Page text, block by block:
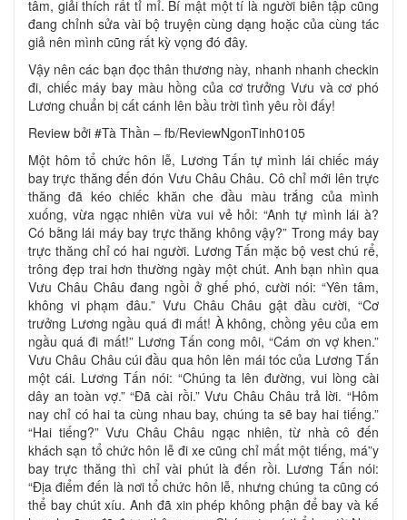
tâm, giải thích rất tỉ mỉ. Bí mật một tí là người biên tập cũng
đang chỉnh sửa vài bộ truyện cùng dạng hoặc của cùng tác
giả nên mình cũng rất kỳ vọng đó đây.
Vậy nên các bạn đọc thân thương này, nhanh nhanh checkin
đi, chiếc máy bay màu hồng của cơ trưởng Vưu và cơ phó
Lương chuẩn bị cất cánh lên bầu trời tình yêu rồi đấy!
Review bởi #Tà Thần – fb/ReviewNgonTinh0105
Một hôm tổ chức hôn lễ, Lương Tấn tự mình lái chiếc máy
bay trực thăng đến đón Vưu Châu Châu. Cô chỉ mới lên trực
thăng đã kéo chiếc khăn che đầu màu trắng của mình
xuống, vừa ngạc nhiên vừa vui vẻ hỏi: “Anh tự mình lái à?
Có bằng lái máy bay trực thăng không vậy?” Trong máy bay
trực thăng chỉ có hai người. Lương Tấn mặc bộ vest chú rể,
trông đẹp trai hơn thường ngày một chút. Anh bạn nhìn qua
Vưu Châu Châu đang ngồi ở ghế phó, cười nói: “Yên tâm,
không vi phạm đâu.” Vưu Châu Châu gật đầu cười, “Cơ
trưởng Lương ngầu quá đi mất! À không, chồng yêu của em
ngầu quá đi mất!” Lương Tấn cong môi, “Cám ơn vợ khen.”
Vưu Châu Châu cúi đầu qua hôn lên mái tóc của Lương Tấn
một cái. Lương Tấn nói: “Chúng ta lên đường, vui lòng cài
dây an toàn vợ.” “Đã cài rồi.” Vưu Châu Châu trả lời. “Hôm
nay chỉ có hai ta cùng nhau bay, chúng ta sẽ bay hai tiếng.”
“Hai tiếng?” Vưu Châu Châu ngạc nhiên, từ nhà cô đến
khách sạn tổ chức hôn lễ đi xe cũng chỉ mất một tiếng, má”y
bay trực thăng thì chỉ vài phút là đến rồi. Lương Tấn nói:
“Địa điểm đến là nơi tổ chức hôn lễ, nhưng chúng ta cũng có
thể bay chút xíu. Anh đã xin phép không phận để bay và kế